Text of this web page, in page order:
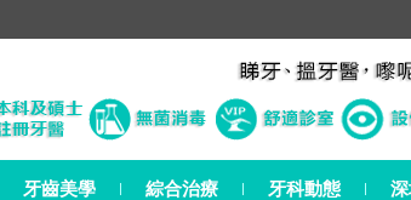
牙齒美學 綜合治療 牙科動態